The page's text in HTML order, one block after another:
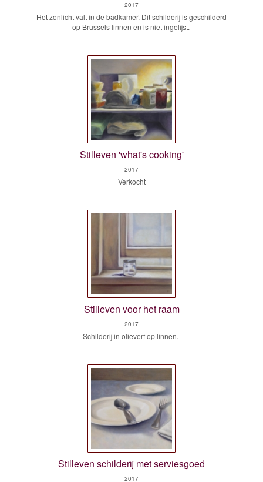
2017
Het zonlicht valt in de badkamer. Dit schilderij is geschilderd
op Brussels linnen en is niet ingelijst.
Stilleven 'what's cooking'
2017
Verkocht
Stilleven voor het raam
2017
Schilderij in olieverf op linnen.
Stilleven schilderij met serviesgoed
2017